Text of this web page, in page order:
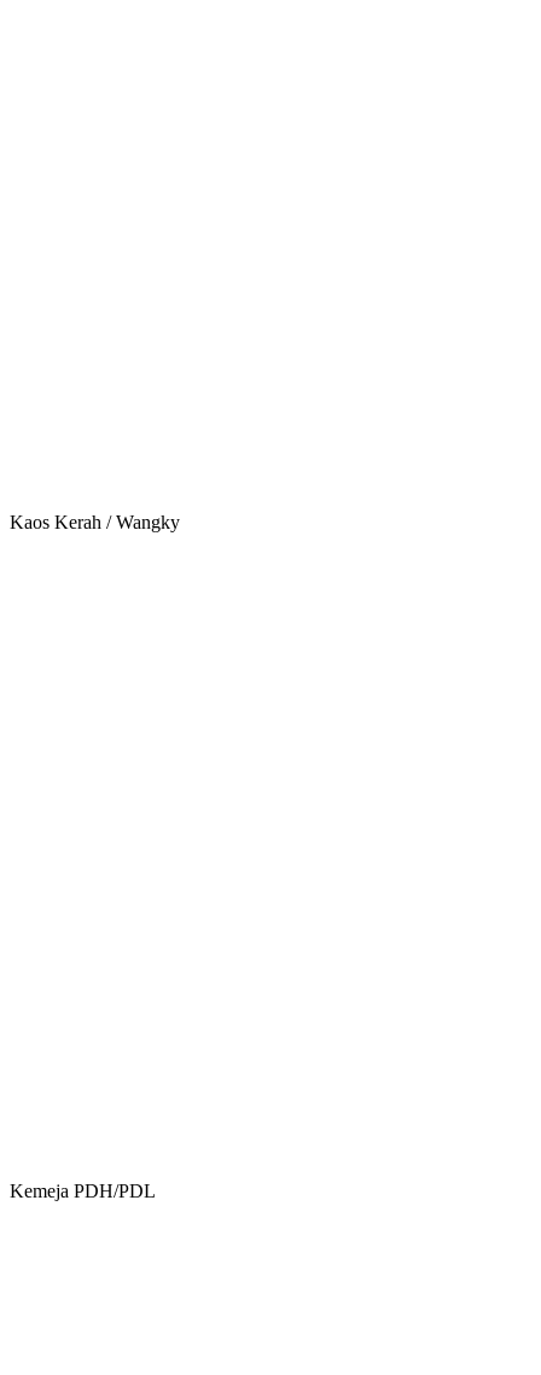
Kaos Kerah / Wangky
Kemeja PDH/PDL